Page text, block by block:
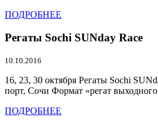
ПОДРОБНЕЕ
Регаты Sochi SUNday Race
10.10.2016
16, 23, 30 октября Регаты Sochi
порт, Сочи Формат «регат
ПОДРОБНЕЕ